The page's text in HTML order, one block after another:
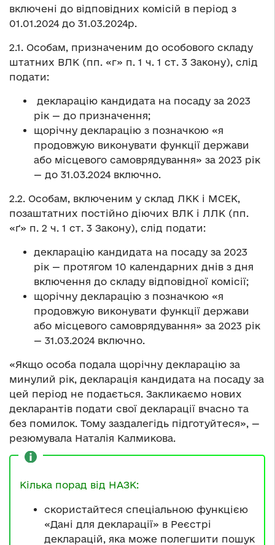
включені до відповідних комісій в період з
01.01.2024 до 31.03.2024р.
2.1. Особам, призначеним до особового складу
штатних ВЛК (пп. «г» п. 1 ч. 1 ст. 3 Закону), слід
подати:
декларацію кандидата на посаду за 2023
рік — до призначення;
щорічну декларацію з позначкою «я
продовжую виконувати функції держави
або місцевого самоврядування» за 2023 рік
— до 31.03.2024 включно.
2.2. Особам, включеним у склад ЛКК і МСЕК,
позаштатних постійно діючих ВЛК і ЛЛК (пп.
«ґ» п. 2 ч. 1 ст. 3 Закону), слід подати:
декларацію кандидата на посаду за 2023
рік — протягом 10 календарних днів з дня
включення до складу відповідної комісії;
щорічну декларацію з позначкою «я
продовжую виконувати функції держави
або місцевого самоврядування» за 2023 рік
— 31.03.2024 включно.
«Якщо особа подала щорічну декларацію за
минулий рік, декларація кандидата на посаду за
цей період не подається. Закликаємо нових
декларантів подати свої декларації вчасно та
без помилок. Тому заздалегідь підготуйтеся», —
резюмувала Наталія Калмикова.
Кілька порад від НАЗК:
скористайтеся спеціальною функцією
«Дані для декларації» в Реєстрі
декларацій, яка може полегшити пошук